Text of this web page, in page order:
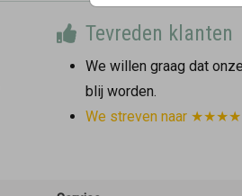
Tevreden klanten
We willen graag dat
blij worden.
We streven naar